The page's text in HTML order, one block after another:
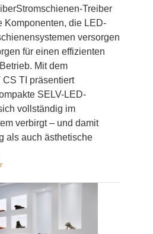
Treiber
Komponenten, die LED-
versorgen
für einen effizienten
Mit dem
CS TI präsentiert
SELV-LED-
vollständig im
verbirgt – und damit
als auch ästhetische